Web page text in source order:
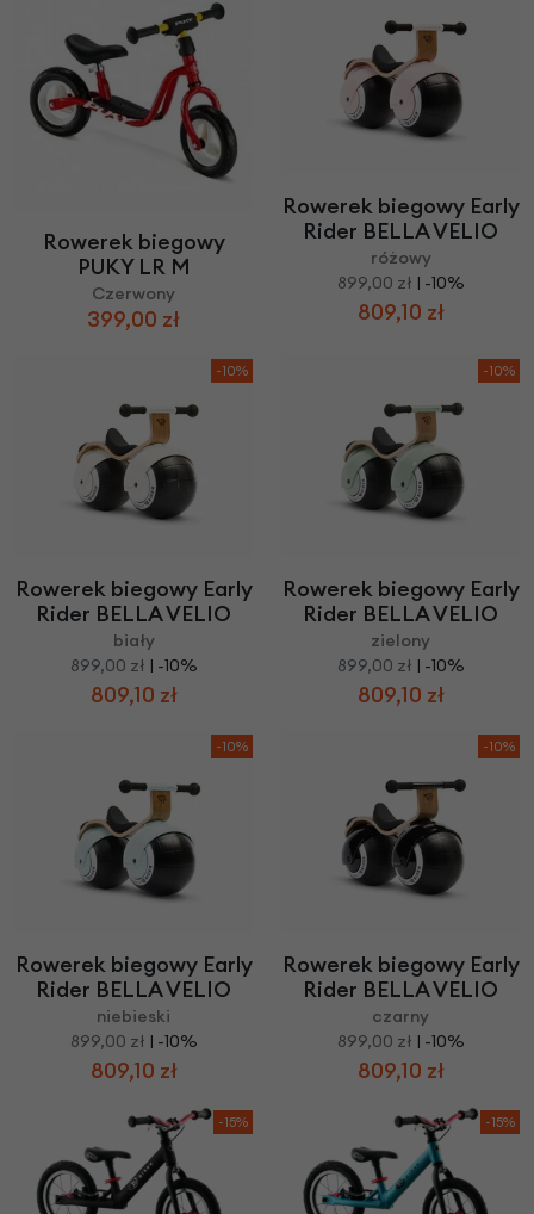
Rowerek biegowy
PUKY LR M
Czerwony
399,00 zł
Rowerek biegowy Early
Rider BELLA VELIO
różowy
899,00 zł | -10%
809,10 zł
-10%
Rowerek biegowy Early
Rider BELLA VELIO
biały
899,00 zł | -10%
809,10 zł
-10%
Rowerek biegowy Early
Rider BELLA VELIO
zielony
899,00 zł | -10%
809,10 zł
-10%
Rowerek biegowy Early
Rider BELLA VELIO
niebieski
899,00 zł | -10%
809,10 zł
-10%
Rowerek biegowy Early
Rider BELLA VELIO
czarny
899,00 zł | -10%
809,10 zł
-15% -15%